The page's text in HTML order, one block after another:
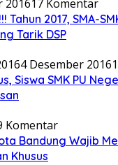
201617 Komentar
Tahun 2017, SMA-
Tarik DSP
4 Desember 2016
Siswa SMK PU
Komentar
Bandung Wajib
Khusus